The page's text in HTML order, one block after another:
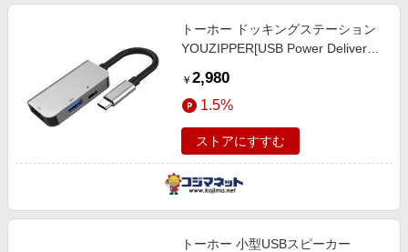
トーホー ドッキングステーション
YOUZIPPER[USB Power Delivery
￥ 2,980
1.5%
ストアにすすむ
トーホー 小型USBスピーカー